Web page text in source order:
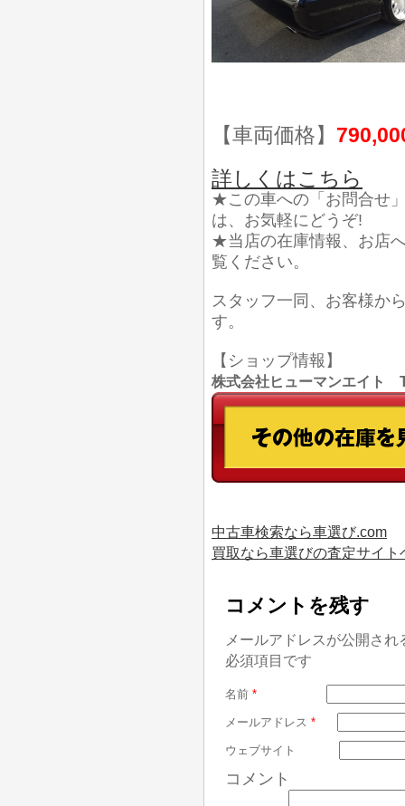
【車両価格】
詳しくはこちら
★この車への「お問合せ
は、お気軽にどうぞ!
★当店の在庫情報、お店
覧ください。
スタッフ一同、お客様か
す。
【ショップ情報】
株式会社ヒューマンエイト
中古車検索なら車選び.com
買取なら車選びの査定サイト
コメントを残す
メールアドレスが公開さ
必須項目です
名前 *
メールアドレス *
ウェブサイト
コメント